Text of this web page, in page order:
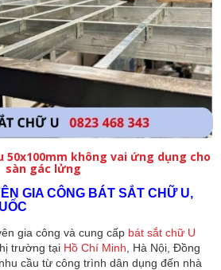
50x100mm không vai ứng dụng cho
sàn gác lửng
GIA CÔNG BÁT SẮT CHỮ U,
gia công và cung cấp bát sắt chữ U
trường tại Hồ Chí Minh , Hà Nội, Đồng
cầu từ công trình dân dụng đến nhà